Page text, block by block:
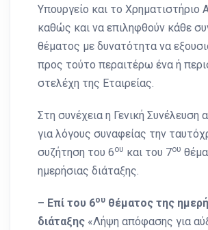
Υπουργείο και το Χρηματιστήριο
καθώς και να επιληφθούν κάθε
θέματος με δυνατότητα να
προς τούτο περαιτέρω ένα ή
στελέχη της Εταιρείας.
Στη συνέχεια η Γενική Συνέλευση
για λόγους συναφείας την
συζήτηση του 6ου και του 7ου
ημερήσιας διάταξης.
– Επί του 6ου θέματος της
διάταξης «Λήψη απόφασης για